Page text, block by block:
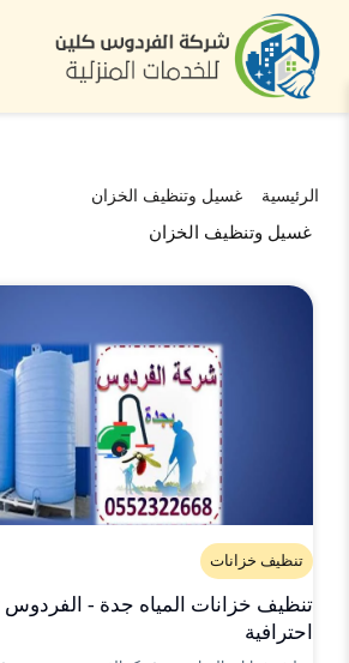
الرئيسية غسيل وتنظيف الخزان
غسيل وتنظيف الخزان
تنظيف خزانات
تنظيف خزانات المياه جدة -
احترافية